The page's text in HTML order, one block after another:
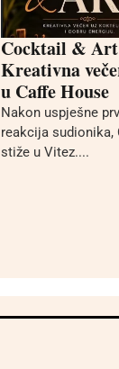
Cocktail & Art
Kreativna
u Caffe House
Nakon uspješne
reakcija sudionika,
stiže u Vitez....